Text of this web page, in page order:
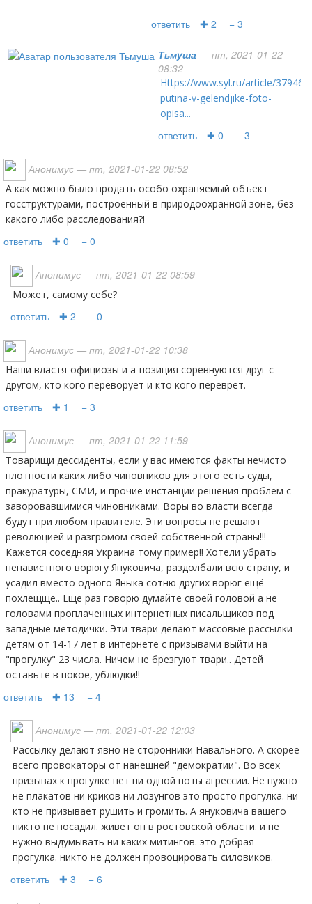
ответить ✚ 2 − 3
Тьмуша — пт, 2021-01-22
08:32
https://www.syl.ru/article/379460/dvorets-
putina-v-gelendjike-foto-
opisa...
ответить ✚ 0 − 3
Анонимус — пт, 2021-01-22 08:52
А как можно было продать особо охраняемый объект
госструктурами, построенный в природоохранной зоне, без
какого либо расследования?!
ответить ✚ 0 − 0
Анонимус — пт, 2021-01-22 08:59
Может, самому себе?
ответить ✚ 2 − 0
Анонимус — пт, 2021-01-22 10:38
Наши властя-официозы и а-позиция соревнуются друг с
другом, кто кого переворует и кто кого переврёт.
ответить ✚ 1 − 3
Анонимус — пт, 2021-01-22 11:59
Товарищи дессиденты, если у вас имеются факты нечисто
плотности каких либо чиновников для этого есть суды,
пракуратуры, СМИ, и прочие инстанции решения проблем с
заворовавшимися чиновниками. Воры во власти всегда
будут при любом правителе. Эти вопросы не решают
революцией и разгромом своей собственной страны!!!
Кажется соседняя Украина тому пример!! Хотели убрать
ненавистного ворюгу Януковича, раздолбали всю страну, и
усадил вместо одного Яныка сотню других ворюг ещё
похлещще.. Ещё раз говорю думайте своей головой а не
головами проплаченных интернетных писальщиков под
западные методички. Эти твари делают массовые рассылки
детям от 14-17 лет в интернете с призывами выйти на
"прогулку" 23 числа. Ничем не брезгуют твари.. Детей
оставьте в покое, ублюдки!!
ответить ✚ 13 − 4
Анонимус — пт, 2021-01-22 12:03
рассылку делают явно не сторонники Навального. А скорее
всего провокаторы от нанешней "демократии". Во всех
призывах к прогулке нет ни одной ноты агрессии. Не нужно
не плакатов ни криков ни лозунгов это просто прогулка. ни
кто не призывает рушить и громить. А януковича вашего
никто не посадил. живет он в ростовской области. и не
нужно выдумывать ни каких митингов. это добрая
прогулка. никто не должен провоцировать силовиков.
ответить ✚ 3 − 6